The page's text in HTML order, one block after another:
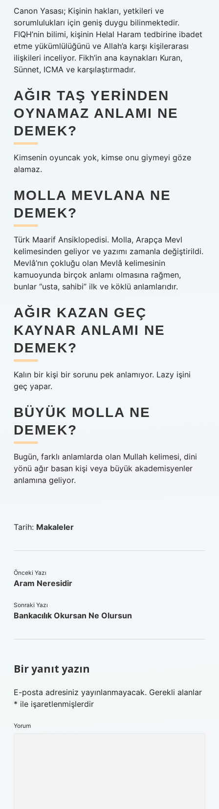
Canon Yasası; Kişinin hakları, yetkileri ve
sorumlulukları için geniş duygu bilinmektedir.
FIQH’nin bilimi, kişinin Helal Haram tedbirine ibadet
etme yükümlülüğünü ve Allah’a karşı kişilerarası
ilişkileri inceliyor. Fikh’in ana kaynakları Kuran,
Sünnet, ICMA ve karşılaştırmadır.
AĞIR TAŞ YERINDEN
OYNAMAZ ANLAMI NE
DEMEK?
Kimsenin oyuncak yok, kimse onu giymeyi göze
alamaz.
MOLLA MEVLANA NE
DEMEK?
Türk Maarif Ansiklopedisi. Molla, Arapça Mevl
kelimesinden geliyor ve yazımı zamanla değiştirildi.
Mevlâ’nın çokluğu olan Mevlâ kelimesinin
kamuoyunda birçok anlamı olmasına rağmen,
bunlar “usta, sahibi” ilk ve köklü anlamlarıdır.
AĞIR KAZAN GEÇ
KAYNAR ANLAMI NE
DEMEK?
Kalın bir kişi bir sorunu pek anlamıyor. Lazy işini
geç yapar.
BÜYÜK MOLLA NE
DEMEK?
Bugün, farklı anlamlarda olan Mullah kelimesi, dini
yönü ağır basan kişi veya büyük akademisyenler
anlamına geliyor.
Tarih: Makaleler
Önceki Yazı
Aram Neresidir
Sonraki Yazı
Bankacılık Okursan Ne Olursun
Bir yanıt yazın
E-posta adresiniz yayınlanmayacak. Gerekli alanlar
* ile işaretlenmişlerdir
Yorum